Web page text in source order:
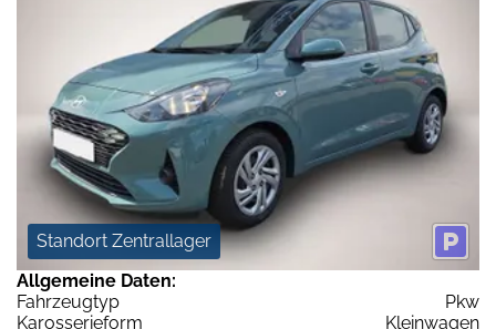
Standort Zentrallager
Allgemeine Daten:
Fahrzeugtyp
Pkw
Karosserieform
Kleinwagen